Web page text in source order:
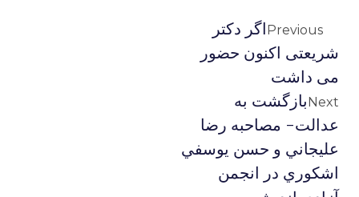
Previousاگر دکتر
شریعتی اکنون حضور
می داشت
Nextبازگشت به
عدالت- مصاحبه رضا
عليجاني و حسن يوسفي
اشكوري در انجمن